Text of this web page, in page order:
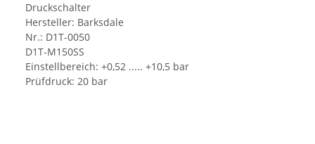
Druckschalter
Hersteller: Barksdale
Nr.: D1T-0050
D1T-M150SS
Einstellbereich: +0,52 ..... +10,5 bar
Prüfdruck: 20 bar